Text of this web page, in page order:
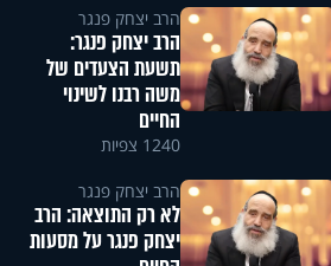
הרב יצחק פנגר
הרב יצחק פנגר:
תשעת הצעדים של
משה רבנו לשינוי
החיים
1240 צפיות
הרב יצחק פנגר
לא רק התוצאה: הרב
יצחק פנגר על מסעות